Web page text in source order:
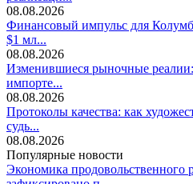
08.08.2026
Финансовый импульс для
$1 мл...
08.08.2026
Изменившиеся рыночные реалии:
импорте...
08.08.2026
Протоколы качества: как
судь...
08.08.2026
Популярные новости
Экономика